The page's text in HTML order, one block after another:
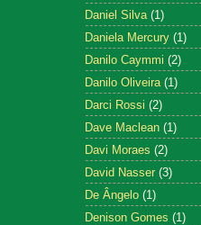
Daniel Silva (1)
Daniela Mercury (1)
Danilo Caymmi (2)
Danilo Oliveira (1)
Darci Rossi (2)
Dave Maclean (1)
Davi Moraes (2)
David Nasser (3)
De Ângelo (1)
Denison Gomes (1)